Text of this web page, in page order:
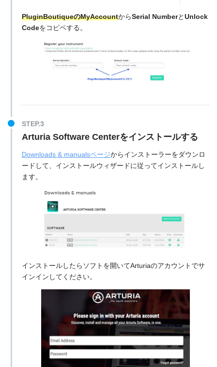
PluginBoutiqueのMyAccountからSerial NumberとUnlock
Codeをコピペする。
Arturia Software Centerをインストールする
Downloads & manualsページからインストーラーをダウンロ
ードして、インストールウィザードに従ってインストールし
ます。
インストールしたらソフトを開いてArturiaのアカウントでサ
インインしてください。